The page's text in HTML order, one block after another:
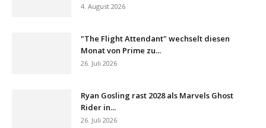
4. August 2026
"The Flight Attendant" wechselt diesen
Monat von Prime zu...
26. Juli 2026
Ryan Gosling rast 2028 als Marvels Ghost
Rider in...
26. Juli 2026